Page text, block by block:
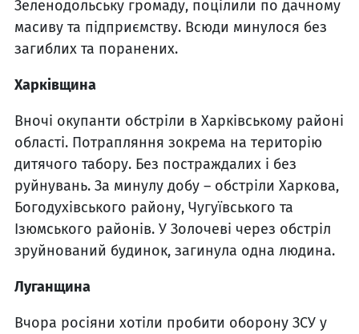
Зеленодольську громаду, поцілили по дачному
масиву та підприємству. Всюди минулося без
загиблих та поранених.
Харківщина
Вночі окупанти обстріли в Харківському районі
області. Потрапляння зокрема на територію
дитячого табору. Без постраждалих і без
руйнувань. За минулу добу – обстріли Харкова,
Богодухівського району, Чугуївського та
Ізюмського районів. У Золочеві через обстріл
зруйнований будинок, загинула одна людина.
Луганщина
Вчора росіяни хотіли пробити оборону ЗСУ у